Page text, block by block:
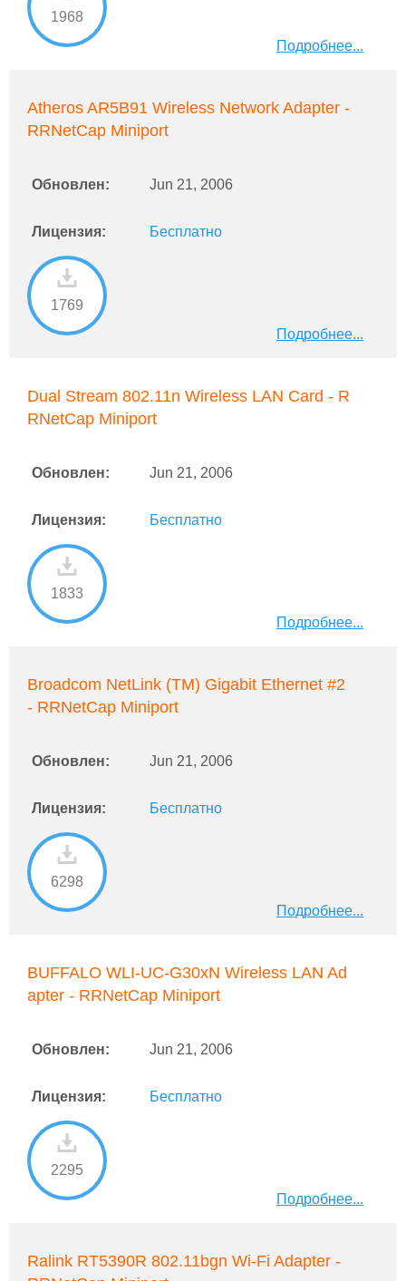
1968
Подробнее...
Atheros AR5B91 Wireless Network Adapter -
RRNetCap Miniport
Обновлен: Jun 21, 2006
Лицензия: Бесплатно
1769
Подробнее...
Dual Stream 802.11n Wireless LAN Card - R
RNetCap Miniport
Обновлен: Jun 21, 2006
Лицензия: Бесплатно
1833
Подробнее...
Broadcom NetLink (TM) Gigabit Ethernet #2
- RRNetCap Miniport
Обновлен: Jun 21, 2006
Лицензия: Бесплатно
6298
Подробнее...
BUFFALO WLI-UC-G30xN Wireless LAN Ad
apter - RRNetCap Miniport
Обновлен: Jun 21, 2006
Лицензия: Бесплатно
2295
Подробнее...
Ralink RT5390R 802.11bgn Wi-Fi Adapter -